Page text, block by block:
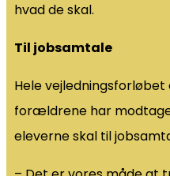
hvad de skal.
Til jobsamtale
Hele
forældrene har
eleverne skal til